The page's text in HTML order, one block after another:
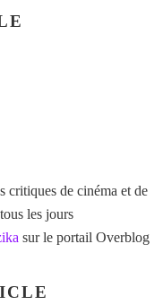
critiques de cinéma et de
les jours
sur le portail Overblog